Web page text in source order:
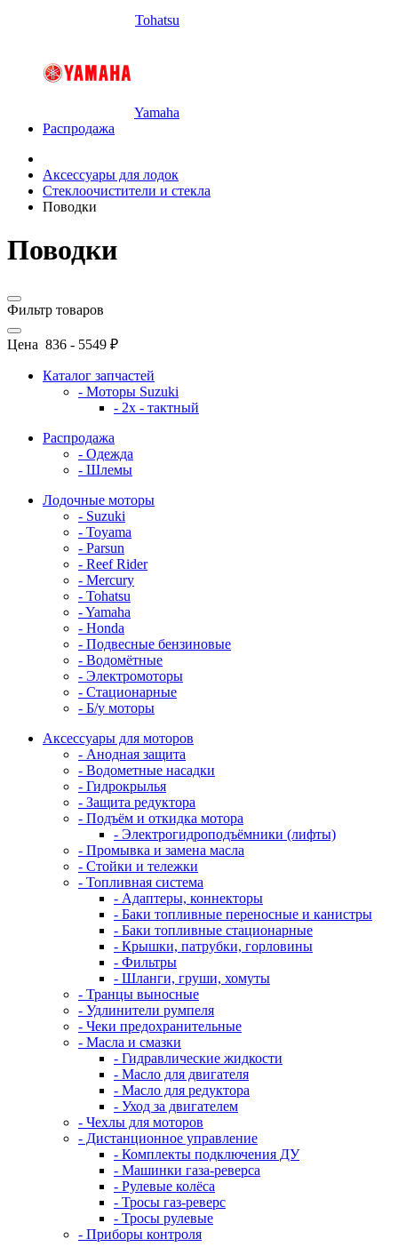
Tohatsu
Yamaha
Распродажа
Аксессуары для лодок
Стеклоочистители и стекла
Поводки
Поводки
Фильтр товаров
Цена 836 - 5549 ₽
Каталог запчастей
- Моторы Suzuki
- 2x - тактный
Распродажа
- Одежда
- Шлемы
Лодочные моторы
- Suzuki
- Toyama
- Parsun
- Reef Rider
- Mercury
- Tohatsu
- Yamaha
- Honda
- Подвесные бензиновые
- Водомётные
- Электромоторы
- Стационарные
- Б/у моторы
Аксессуары для моторов
- Анодная защита
- Водометные насадки
- Гидрокрылья
- Защита редуктора
- Подъём и откидка мотора
- Электрогидроподъёмники (лифты)
- Промывка и замена масла
- Стойки и тележки
- Топливная система
- Адаптеры, коннекторы
- Баки топливные переносные и канистры
- Баки топливные стационарные
- Крышки, патрубки, горловины
- Фильтры
- Шланги, груши, хомуты
- Транцы выносные
- Удлинители румпеля
- Чеки предохранительные
- Масла и смазки
- Гидравлические жидкости
- Масло для двигателя
- Масло для редуктора
- Уход за двигателем
- Чехлы для моторов
- Дистанционное управление
- Комплекты подключения ДУ
- Машинки газа-реверса
- Рулевые колёса
- Тросы газ-реверс
- Тросы рулевые
- Приборы контроля